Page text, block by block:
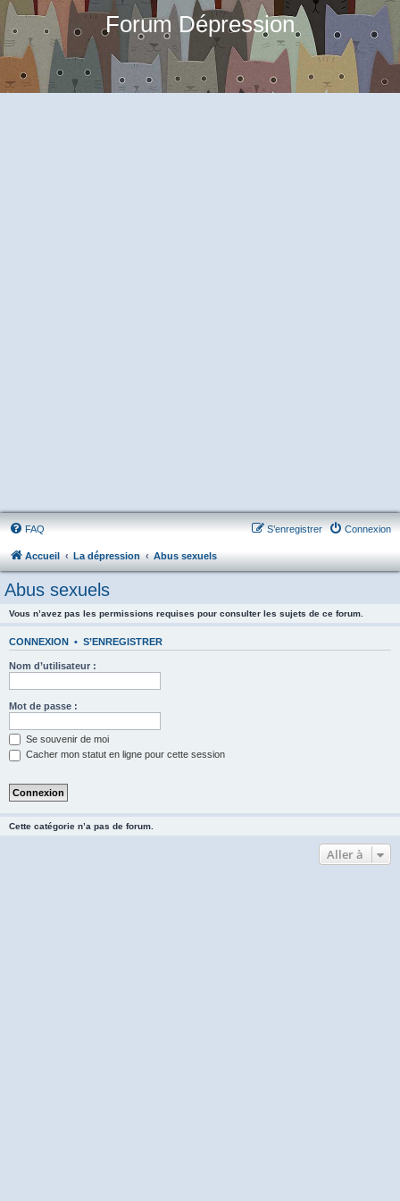
Forum Dépression
FAQ Connexion
S’enregistrer
Accueil La dépression Abus sexuels
Abus sexuels
Vous n’avez pas les permissions requises pour consulter les sujets de ce forum.
CONNEXION • S’ENREGISTRER
Nom d’utilisateur :
Mot de passe :
Se souvenir de moi
Cacher mon statut en ligne pour cette session
Cette catégorie n’a pas de forum.
Aller à